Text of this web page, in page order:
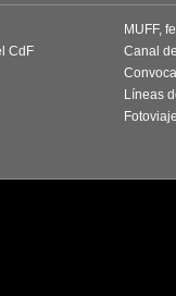
CdF
MUFF,
Canal
Líneas